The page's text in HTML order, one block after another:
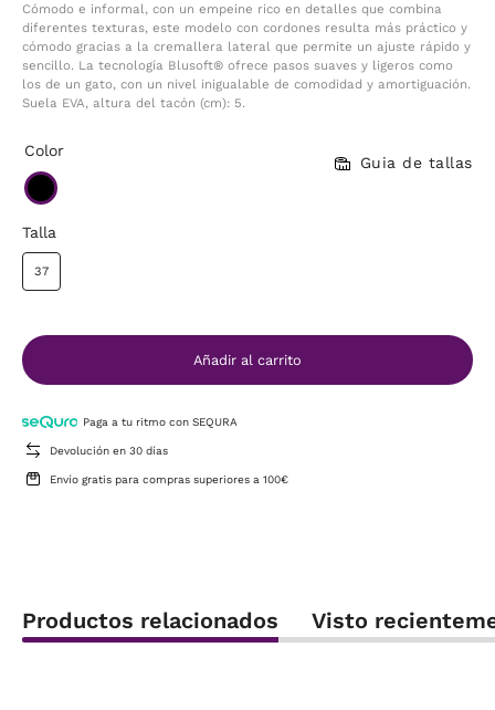
Cómodo e informal, con un empeine rico en detalles que combina
diferentes texturas, este modelo con cordones resulta más práctico y
cómodo gracias a la cremallera lateral que permite un ajuste rápido y
sencillo. La tecnología Blusoft® ofrece pasos suaves y ligeros como
los de un gato, con un nivel inigualable de comodidad y amortiguación.
Suela EVA, altura del tacón (cm): 5.
Color
Talla
Guia de tallas
37
Añadir al carrito
Paga a tu ritmo con SEQURA
Devolución en 30 días
Envío gratis para compras superiores a 100€
Productos relacionados Visto